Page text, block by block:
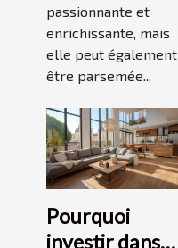
passionnante et
enrichissante, mais
elle peut également
être parsemée...
Pourquoi
investir dans